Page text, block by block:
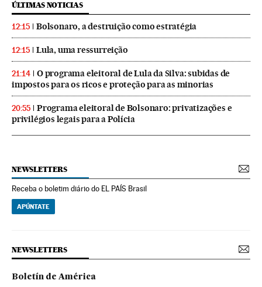
ÚLTIMAS NOTICIAS
12:15 Bolsonaro, a destruição como estratégia
12:15 Lula, uma ressurreição
21:14
O programa eleitoral de Lula da Silva: subidas de
impostos para os ricos e proteção para as minorias
20:55
Programa eleitoral de Bolsonaro: privatizações e
privilégios legais para a Polícia
NEWSLETTERS
Receba o boletim diário do EL PAÍS Brasil
APÚNTATE
NEWSLETTERS
Boletín de América